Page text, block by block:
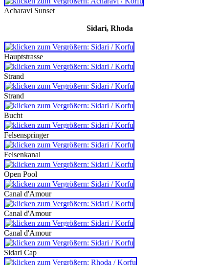
Acharavi Sunset
Sidari, Rhoda
Hauptstrasse
Strand
Strand
Bucht
Felsenspringer
Felsenkanal
Open Pool
Canal d'Amour
Canal d'Amour
Canal d'Amour
Sidari Cap